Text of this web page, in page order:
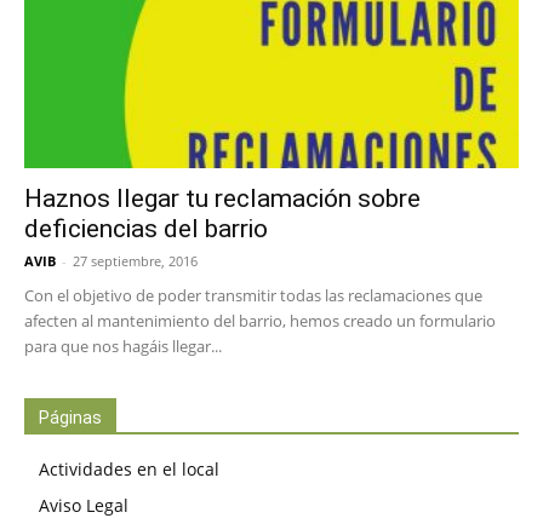
Haznos llegar tu reclamación sobre
deficiencias del barrio
AVIB - 27 septiembre, 2016
Con el objetivo de poder transmitir todas las reclamaciones que
afecten al mantenimiento del barrio, hemos creado un formulario
para que nos hagáis llegar...
Páginas
Actividades en el local
Aviso Legal